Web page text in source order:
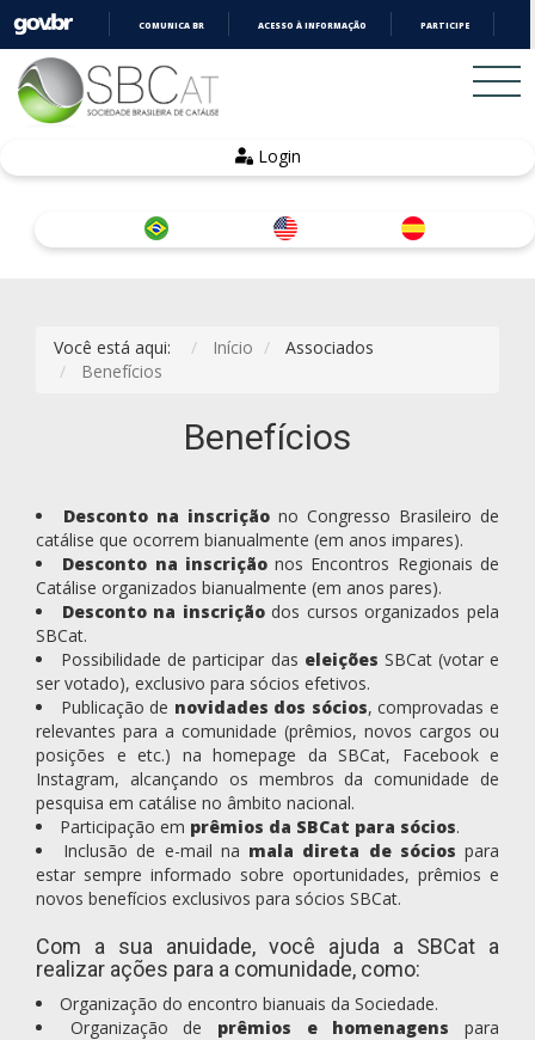
COMUNICA BR ACESSO À INFORMAÇÃO PARTICIPE
Login
Você está aqui: Início
Associados
Benefícios
Benefícios
Desconto na inscrição no Congresso Brasileiro de
catálise que ocorrem bianualmente (em anos impares).
Desconto na inscriçãonos Encontros Regionais de
Catálise organizados bianualmente (em anos pares).
Desconto na inscriçãodos cursos organizados pela
SBCat.
Possibilidade de participar das eleições SBCat (votar e
ser votado), exclusivo para sócios efetivos.
Publicação de novidades dos sócios, comprovadas e
relevantes para a comunidade (prêmios, novos cargos ou
posições e etc.) na homepage da SBCat, Facebook e
Instagram, alcançando os membros da comunidade de
pesquisa em catálise no âmbito nacional.
Participação em prêmios da SBCat para sócios.
Inclusão de e-mail na mala direta de sócios para
estar sempre informado sobre oportunidades, prêmios e
novos benefícios exclusivos para sócios SBCat.
Com a sua anuidade, você ajuda a SBCat a
realizar ações para a comunidade, como:
Organização do encontro bianuais da Sociedade.
Organização de prêmios e homenagens para